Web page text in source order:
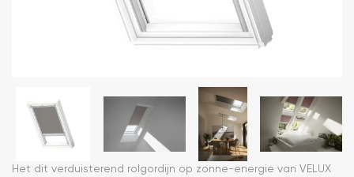
Het dit verduisterend rolgordijn op zonne-energie van VELUX